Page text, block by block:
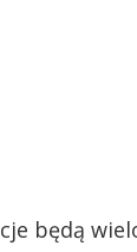
będą